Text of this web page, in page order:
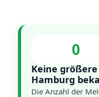
0
Keine
Hamburg
Die Anzahl der